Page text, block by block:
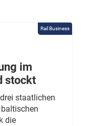
Rail Business
im
stockt
staatlichen
die